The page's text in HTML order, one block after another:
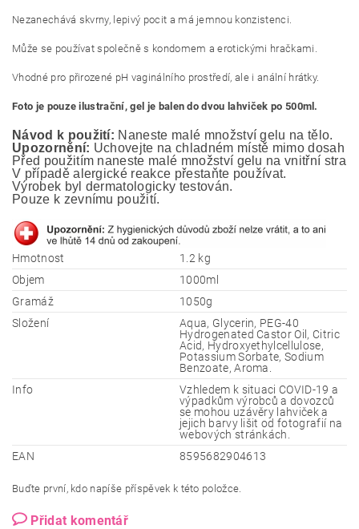
Nezanechává skvrny, lepivý pocit a má jemnou konzistenci.
Může se používat společně s kondomem a erotickými hračkami.
Vhodné pro přirozené pH vaginálního prostředí, ale i anální hrátky.
Foto je pouze ilustrační, gel je balen do dvou lahviček po 500ml.
Návod k použití: Naneste malé množství gelu na tělo.
Upozornění: Uchovejte na chladném místě mimo dosah
Před použitím naneste malé množství gelu na vnitřní
V případě alergické reakce přestaňte používat.
Výrobek byl dermatologicky testován.
Pouze k zevnímu použití.
Hmotnost
1.2 kg
Objem
1000ml
Gramáž
1050g
Složení
Aqua, Glycerin, PEG-40
Hydrogenated Castor Oil, Citric
Acid, Hydroxyethylcellulose,
Potassium Sorbate, Sodium
Benzoate, Aroma.
Info
Vzhledem k situaci COVID-19 a
výpadkům výrobců a dovozců
se mohou uzávěry lahviček a
jejich barvy lišit od fotografií na
webových stránkách.
EAN
8595682904613
Buďte první, kdo napíše příspěvek k této položce.
Přidat komentář